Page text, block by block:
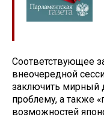
Соответствующее
внеочередной
заключить мирный
проблему, а также
возможностей